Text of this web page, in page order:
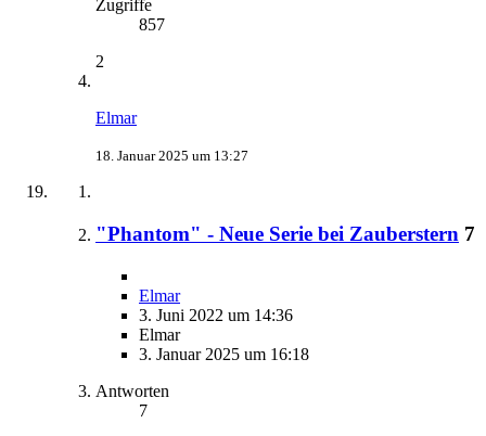
Zugriffe
857
2
Elmar
18. Januar 2025 um 13:27
"Phantom" - Neue Serie bei Zauberstern 7
Elmar
3. Juni 2022 um 14:36
Elmar
3. Januar 2025 um 16:18
Antworten
7